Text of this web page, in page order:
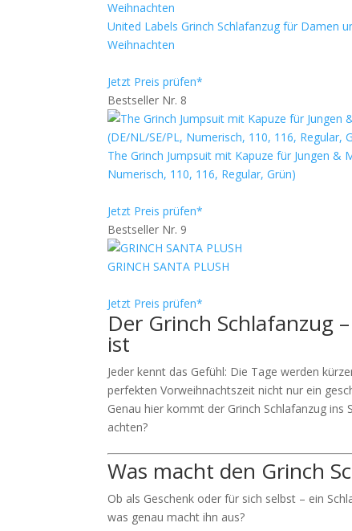
United Labels Grinch Schlafanzug für Damen
Weihnachten
Jetzt Preis prüfen*
Bestseller Nr. 8
The Grinch Jumpsuit mit Kapuze für Jungen &
Numerisch, 110, 116, Regular, Grün)
Jetzt Preis prüfen*
Bestseller Nr. 9
GRINCH SANTA PLUSH
Jetzt Preis prüfen*
Der Grinch Schlafanzug
ist
Jeder kennt das Gefühl: Die Tage werden
perfekten Vorweihnachtszeit nicht nur ein
Genau hier kommt der Grinch Schlafanzug
achten?
Was macht den Grinch
Ob als Geschenk oder für sich selbst – ein
was genau macht ihn aus?